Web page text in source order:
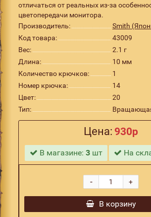
отличаться от реальных из-за
цветопередачи монитора.
Производитель:
Smith
Код товара:
43009
Вес:
2.1 г
Длина:
10 мм
Количество крючков:
1
Номер крючка:
14
Цвет:
20
Тип:
Цена: 930р
В магазине:3 шт На
+
-
В корзину